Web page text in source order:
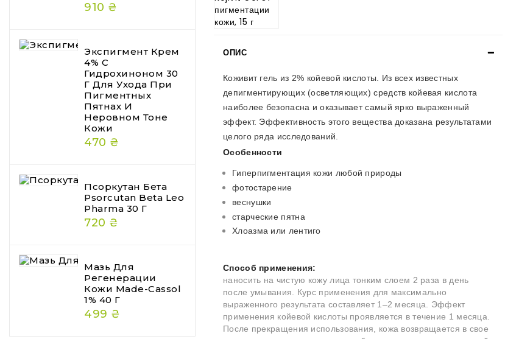
910 ₴
Экспигмент Крем
4% С
Гидрохиноном 30
Г Для Ухода При
Пигментных
Пятнах И
Неровном Тоне
Кожи
470 ₴
Псоркутан Бета
Psorcutan Beta Leo
Pharma 30 Г
720 ₴
Мазь Для
Регенерации
Кожи Made-Cassol
1% 40 Г
499 ₴
ОПИС
Коживит гель из 2% койевой кислоты. Из всех известных
депигментирующих (осветляющих) средств койевая кислота
наиболее безопасна и оказывает самый ярко выраженный
эффект. Эффективность этого вещества доказана результатами
целого ряда исследований.
Особенности
Гиперпигментация кожи любой природы
фотостарение
веснушки
старческие пятна
Хлоазма или лентиго
Способ применения:
наносить на чистую кожу лица тонким слоем 2 раза в день
после умывания.
Курс применения для максимально
выраженного результата составляет 1–2 месяца.
Эффект
применения койевой кислоты проявляется в течение 1 месяца.
После прекращения использования, кожа возвращается в свое